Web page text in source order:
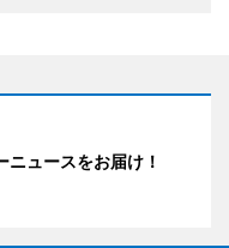
ニュースをお届け！